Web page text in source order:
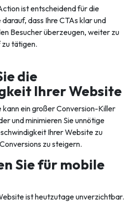
ist entscheidend für die
dass Ihre CTAs klar und
Besucher überzeugen, weiter zu
tätigen.
die
Ihrer Website
kann ein großer Conversion-Killer
und minimieren Sie unnötige
Ihrer Website zu
zu steigern.
Sie für mobile
ist heutzutage unverzichtbar.